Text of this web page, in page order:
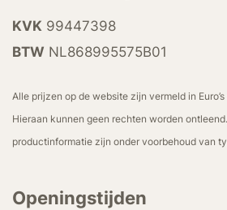
KVK 99447398
BTW NL868995575B01
Alle prijzen op de website zijn vermeld in
Hieraan kunnen geen rechten worden
productinformatie zijn onder voorbehoud van
Openingstijden